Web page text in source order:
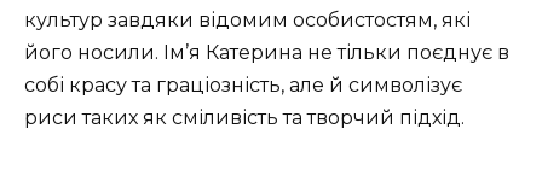
культур завдяки відомим особистостям, які
його носили. Ім’я Катерина не тільки поєднує в
собі красу та граціозність, але й символізує
риси таких як сміливість та творчий підхід.